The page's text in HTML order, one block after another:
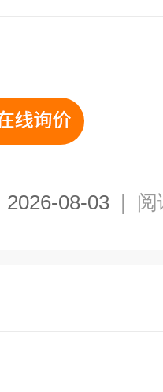
2026-08-03 | 阅